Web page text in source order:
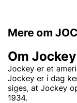
Mere om
Om Jockey
Jockey er et
Jockey er i dag
siges, at Jockey
1934.